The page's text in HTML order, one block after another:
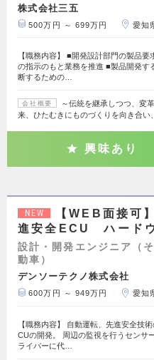
株式会社三五
500万円 ～ 699万円 愛知
【職務内容】 ■開発設計部門の製品
の指示のもと業務を推進 ■製品開発す
断するための…
会社概要
～伝統を継承しつつ、変
来、ひたむきにものづくりを向き合
興味あり
NEW
【WEB面接可
進安全ECU ハード
設計・開発エンジニア（
動車）
デンソーテクノ株式会社
600万円 ～ 949万円 愛知
【職務内容】 自動運転、先進安全技
CUの開発。 周辺の監視を行うセンサ
ライバーに代…